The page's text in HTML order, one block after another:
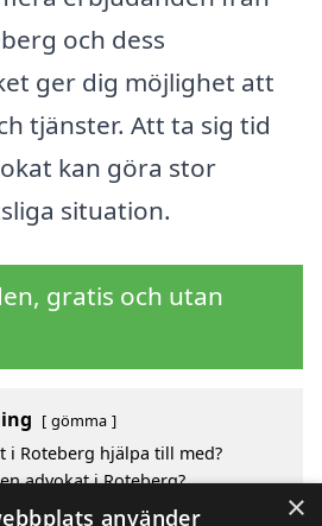
och dess
ger dig möjlighet att
tjänster. Att ta sig tid
kan göra stor
situation.
gratis och utan
gömma
i Roteberg hjälpa till med?
advokat i Roteberg?
advokat i Roteberg
×
använder